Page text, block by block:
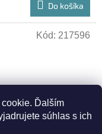
Ďalším
súhlas s ich
Do košíka
Kód: 217596